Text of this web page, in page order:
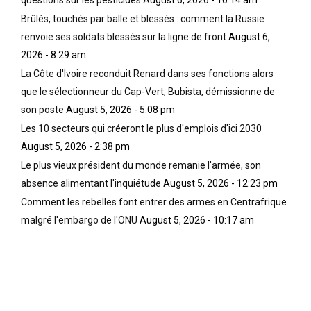
Brûlés, touchés par balle et blessés : comment la Russie
renvoie ses soldats blessés sur la ligne de frontAugust 6,
2026 - 8:29 am
La Côte d'Ivoire reconduit Renard dans ses fonctions alors
que le sélectionneur du Cap-Vert, Bubista, démissionne de
son poste August 5, 2026 - 5:08 pm
Les 10 secteurs qui créeront le plus d'emplois d'ici 2030
August 5, 2026 - 2:38 pm
Le plus vieux président du monde remanie l'armée, son
absence alimentant l'inquiétude August 5, 2026 - 12:23 pm
Comment les rebelles font entrer des armes en Centrafrique
malgré l'embargo de l'ONU August 5, 2026 - 10:17 am